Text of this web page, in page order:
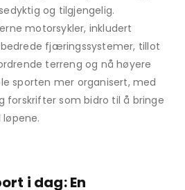
og tilgjengelig.
motorsykler, inkludert
fjæringssystemer, tillot
terreng og nå høyere
sporten mer organisert, med
forskrifter som bidro til å bringe
i dag: En